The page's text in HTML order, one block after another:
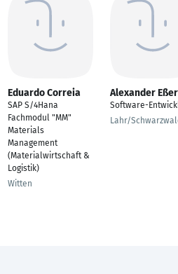
Eduardo Correia
SAP S/4Hana
Fachmodul "MM"
Materials
Management
(Materialwirtschaft &
Logistik)
Witten
Alexander Eßer
Software-
Lahr/